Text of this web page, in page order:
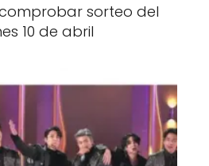
comprobar sorteo del
10 de abril